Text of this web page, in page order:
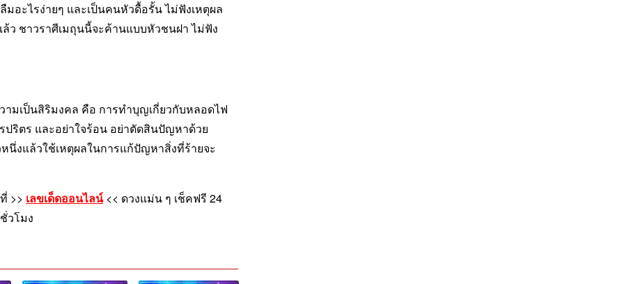
อะไรง่ายๆ และเป็นคนหัวดื้อรั้น ไม่ฟังเหตุผล
ชาวราศีเมถุนนี้จะค้านแบบหัวชนฝา ไม่ฟัง
มเป็นสิริมงคล คือ การทำบุญเกี่ยวกับหลอดไฟ
ริตร และอย่าใจร้อน อย่าตัดสินปัญหาด้วย
งแล้วใช้เหตุผลในการแก้ปัญหาสิ่งที่ร้ายจะ
>>เลขเด็ดออนไลน์<< ดวงแม่น ๆ เช็คฟรี 24
โมง